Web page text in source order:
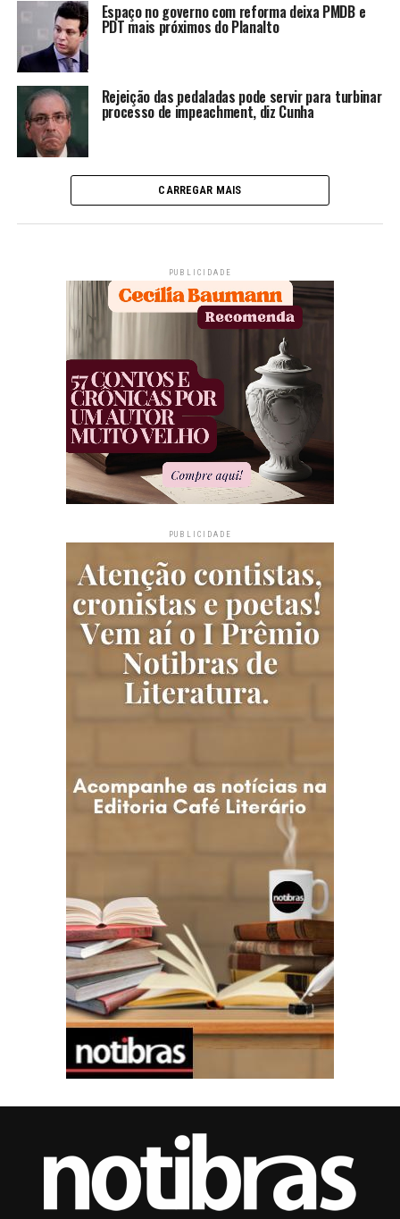
Espaço no governo com reforma deixa PMDB e
PDT mais próximos do Planalto
Rejeição das pedaladas pode servir para turbinar
processo de impeachment, diz Cunha
CARREGAR MAIS
PUBLICIDADE
PUBLICIDADE